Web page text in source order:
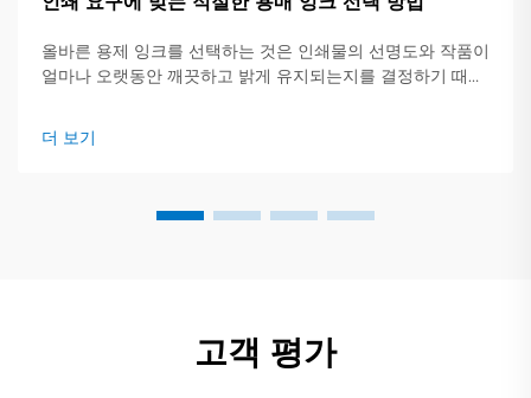
올바른 용제 잉크를 선택하는 것은 인쇄물의 선명도와 작품이
얼마나 오랫동안 깨끗하고 밝게 유지되는지를 결정하기 때문
업 및 확인해야 할 핵심 사항에 대한 개요를 제공합니다.
더 보기
고객 평가